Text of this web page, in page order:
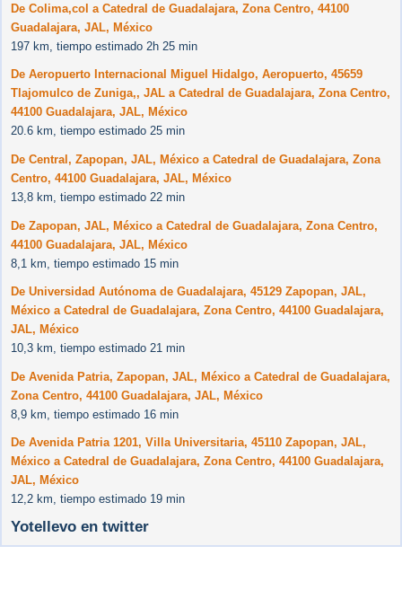
De Colima,col a Catedral de Guadalajara, Zona Centro, 44100
Guadalajara, JAL, México
197 km, tiempo estimado 2h 25 min
De Aeropuerto Internacional Miguel Hidalgo, Aeropuerto, 45659
Tlajomulco de Zuniga,, JAL a Catedral de Guadalajara, Zona Centro,
44100 Guadalajara, JAL, México
20.6 km, tiempo estimado 25 min
De Central, Zapopan, JAL, México a Catedral de Guadalajara, Zona
Centro, 44100 Guadalajara, JAL, México
13,8 km, tiempo estimado 22 min
De Zapopan, JAL, México a Catedral de Guadalajara, Zona Centro,
44100 Guadalajara, JAL, México
8,1 km, tiempo estimado 15 min
De Universidad Autónoma de Guadalajara, 45129 Zapopan, JAL,
México a Catedral de Guadalajara, Zona Centro, 44100 Guadalajara,
JAL, México
10,3 km, tiempo estimado 21 min
De Avenida Patria, Zapopan, JAL, México a Catedral de Guadalajara,
Zona Centro, 44100 Guadalajara, JAL, México
8,9 km, tiempo estimado 16 min
De Avenida Patria 1201, Villa Universitaria, 45110 Zapopan, JAL,
México a Catedral de Guadalajara, Zona Centro, 44100 Guadalajara,
JAL, México
12,2 km, tiempo estimado 19 min
Yotellevo en twitter